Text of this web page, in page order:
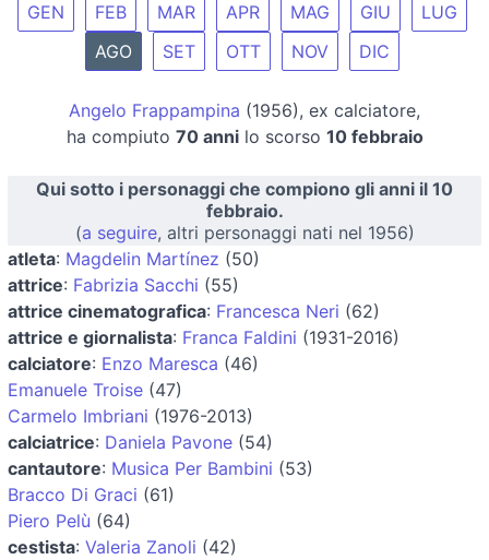
GEN FEB MAR APR MAG GIU
LUG
AGO
SET OTT NOV DIC
Angelo Frappampina (1956), ex calciatore,
ha compiuto 70 annilo scorso 10 febbraio
Qui sotto i personaggi che compiono gli anni il 10
febbraio.
(a seguire, altri personaggi nati nel 1956)
atleta: Magdelin Martínez (50)
attrice: Fabrizia Sacchi (55)
attrice cinematografica: Francesca Neri (62)
attrice e giornalista: Franca Faldini (1931-2016)
calciatore: Enzo Maresca (46)
Emanuele Troise (47)
Carmelo Imbriani (1976-2013)
calciatrice: Daniela Pavone (54)
cantautore: Musica Per Bambini (53)
Bracco Di Graci (61)
Piero Pelù (64)
cestista: Valeria Zanoli (42)